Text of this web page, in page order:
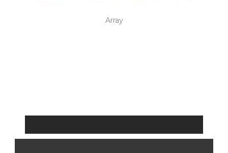
Array